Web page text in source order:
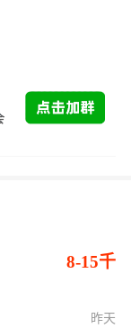
8-15千
昨天